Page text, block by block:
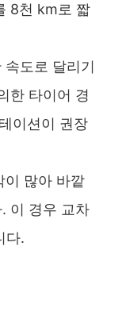
8천 km로 짧
도로 달리기
한 타이어 경
이션이 권장
이 많아 바깥
이 경우 교차
다.